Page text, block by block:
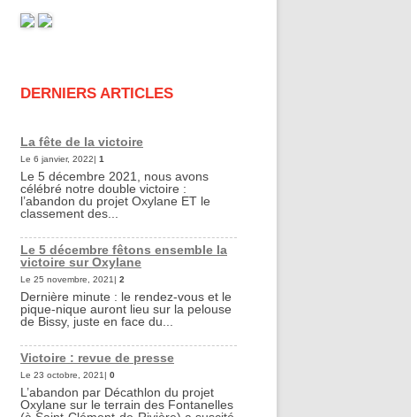
DERNIERS ARTICLES
La fête de la victoire
Le 6 janvier, 2022| 1
Le 5 décembre 2021, nous avons
célébré notre double victoire :
l’abandon du projet Oxylane ET le
classement des...
Le 5 décembre fêtons ensemble la
victoire sur Oxylane
Le 25 novembre, 2021| 2
Dernière minute : le rendez-vous et le
pique-nique auront lieu sur la pelouse
de Bissy, juste en face du...
Victoire : revue de presse
Le 23 octobre, 2021| 0
L’abandon par Décathlon du projet
Oxylane sur le terrain des Fontanelles